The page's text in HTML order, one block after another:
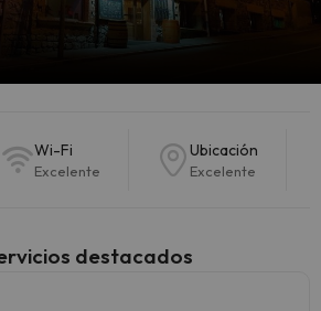
Wi-Fi
Excelente
Ubicación
Excelente
destacados